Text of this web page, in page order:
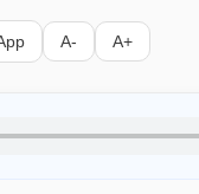
A- A+